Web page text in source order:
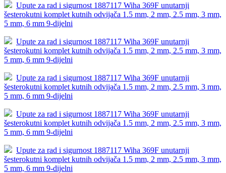
Upute za rad i sigurnost 1887117 Wiha 369F unutarnji
šesterokutni komplet kutnih odvijača 1.5 mm, 2 mm, 2.5 mm, 3 mm,
5 mm, 6 mm 9-dijelni
Upute za rad i sigurnost 1887117 Wiha 369F unutarnji
šesterokutni komplet kutnih odvijača 1.5 mm, 2 mm, 2.5 mm, 3 mm,
5 mm, 6 mm 9-dijelni
Upute za rad i sigurnost 1887117 Wiha 369F unutarnji
šesterokutni komplet kutnih odvijača 1.5 mm, 2 mm, 2.5 mm, 3 mm,
5 mm, 6 mm 9-dijelni
Upute za rad i sigurnost 1887117 Wiha 369F unutarnji
šesterokutni komplet kutnih odvijača 1.5 mm, 2 mm, 2.5 mm, 3 mm,
5 mm, 6 mm 9-dijelni
Upute za rad i sigurnost 1887117 Wiha 369F unutarnji
šesterokutni komplet kutnih odvijača 1.5 mm, 2 mm, 2.5 mm, 3 mm,
5 mm, 6 mm 9-dijelni